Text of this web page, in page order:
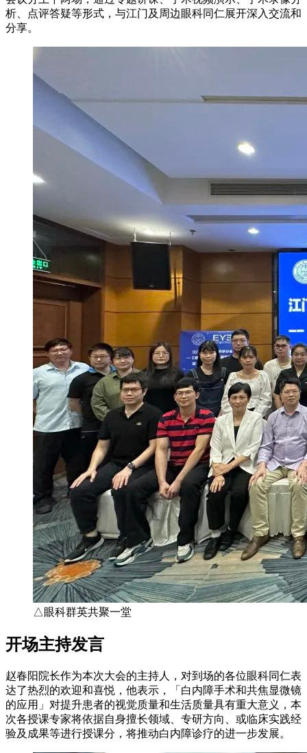
析、点评答疑等形式，与江门及周边眼科同仁展开深入交流和
分享。
△眼科群英共聚一堂
开场主持发言
赵春阳院长作为本次大会的主持人，对到场的各位眼科同仁表
达了热烈的欢迎和喜悦，他表示，「白内障手术和共焦显微镜
的应用」对提升患者的视觉质量和生活质量具有重大意义，本
次各授课专家将依据自身擅长领域、专研方向、或临床实践经
验及成果等进行授课分，将推动白内障诊疗的进一步发展。